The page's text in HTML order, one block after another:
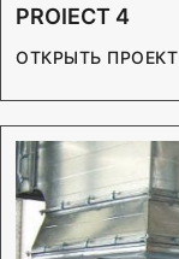
PROIECT 4
ОТКРЫТЬ ПРОЕКТ